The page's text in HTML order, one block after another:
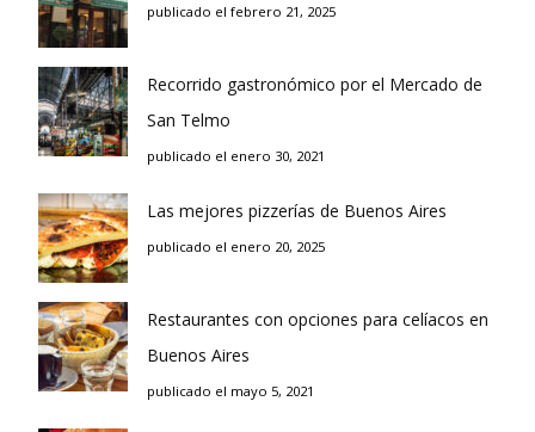
publicado el febrero 21, 2025
Recorrido gastronómico por el Mercado de
San Telmo
publicado el enero 30, 2021
Las mejores pizzerías de Buenos Aires
publicado el enero 20, 2025
Restaurantes con opciones para celíacos en
Buenos Aires
publicado el mayo 5, 2021